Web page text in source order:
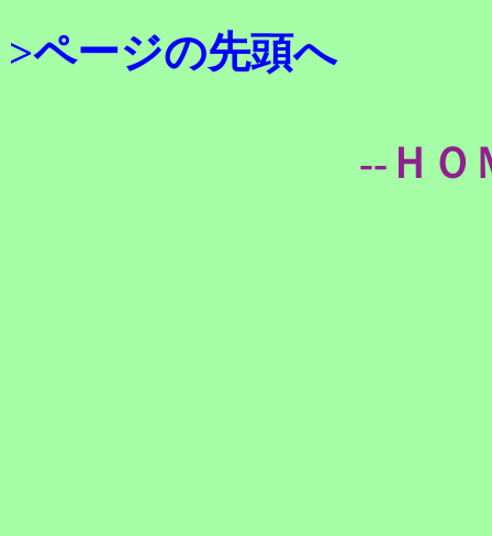
>ページの先頭へ
--ＨＯ